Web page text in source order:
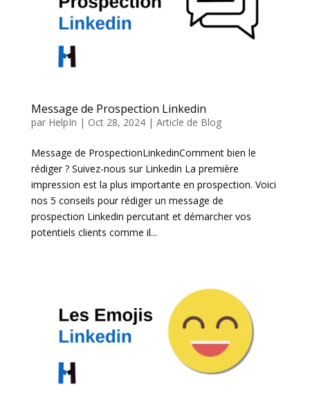
Message de Prospection Linkedin
par HelpIn | Oct 28, 2024| Article de Blog
Message de ProspectionLinkedinComment bien le
rédiger ? Suivez-nous sur Linkedin La première
impression est la plus importante en prospection. Voici
nos 5 conseils pour rédiger un message de
prospection Linkedin percutant et démarcher vos
potentiels clients comme il...